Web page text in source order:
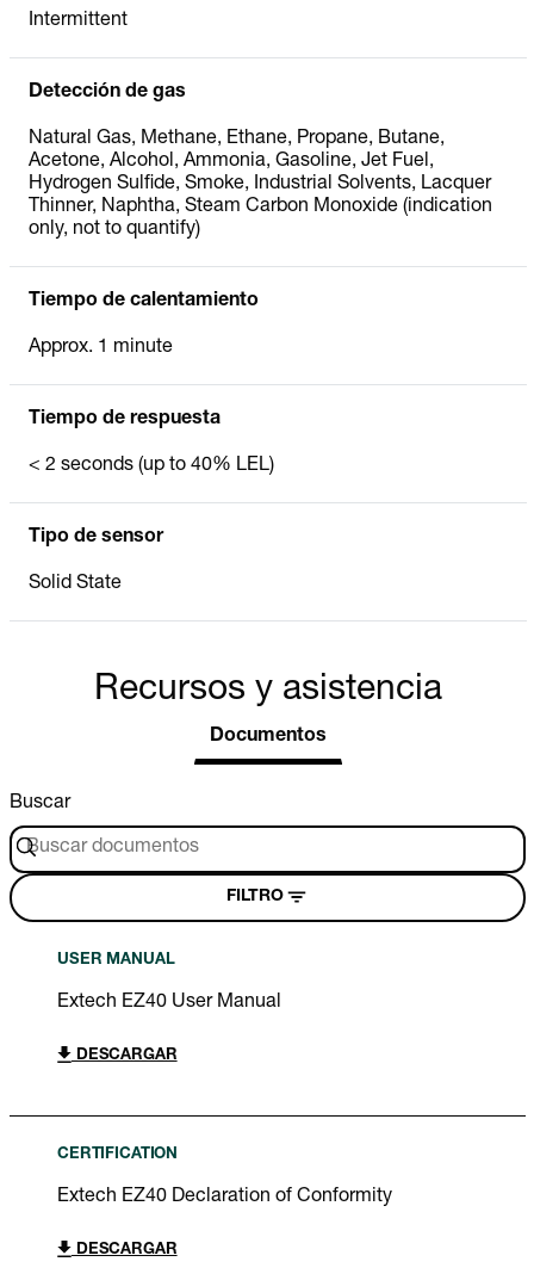
Intermittent
Detección de gas
Natural Gas, Methane, Ethane, Propane, Butane,
Acetone, Alcohol, Ammonia, Gasoline, Jet Fuel,
Hydrogen Sulfide, Smoke, Industrial Solvents, Lacquer
Thinner, Naphtha, Steam Carbon Monoxide (indication
only, not to quantify)
Tiempo de calentamiento
Approx. 1 minute
Tiempo de respuesta
< 2 seconds (up to 40% LEL)
Tipo de sensor
Solid State
Recursos y asistencia
Documentos
Buscar
FILTRO
USER MANUAL
Extech EZ40 User Manual
DESCARGAR
CERTIFICATION
Extech EZ40 Declaration of Conformity
DESCARGAR